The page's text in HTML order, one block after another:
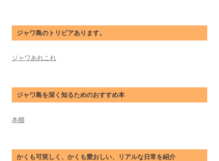
ジャワ島のトリビアあります。
ジャワあれこれ
ジャワ島を深く知るためのおすすめ本
本棚
かくも可笑しく、かくも愛おしい、リアルな日常を紹介